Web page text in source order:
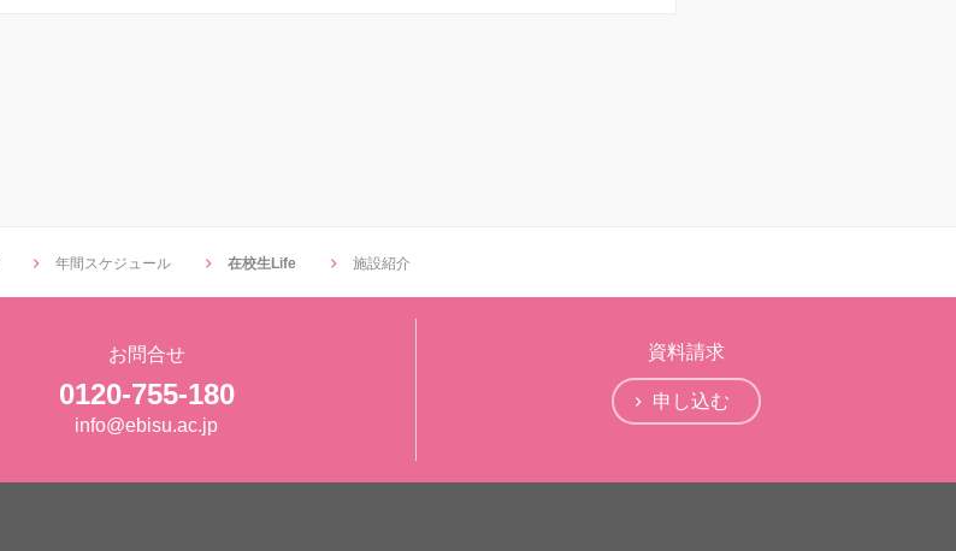
年間スケジュール 在校生Life 施設紹介
お問合せ
0120-755-180
info@ebisu.ac.jp
資料請求
申し込む